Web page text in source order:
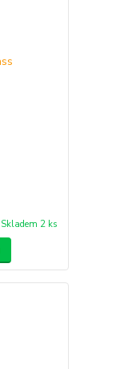
Skladem 2 ks